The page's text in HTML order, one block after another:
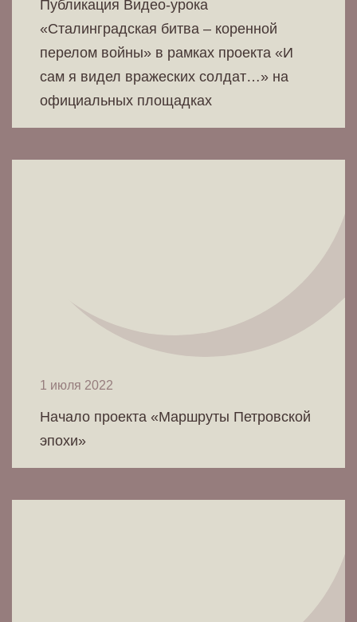
Публикация Видео-урока
«Сталинградская битва – коренной
перелом войны» в рамках проекта «И
сам я видел вражеских солдат…» на
официальных площадках
1 июля 2022
Начало проекта «Маршруты Петровской
эпохи»